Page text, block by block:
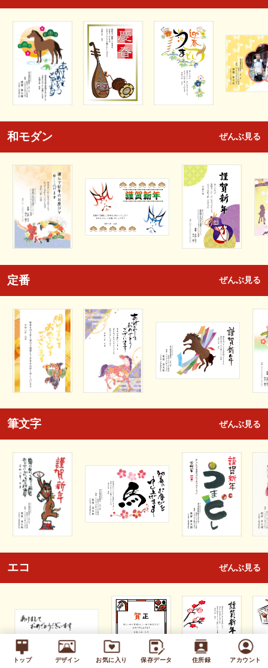
トップ デザイン お気に入り 保存データ 住所録 アカウント
和モダン ぜんぶ見る
定番 ぜんぶ見る
筆文字 ぜんぶ見る
エコ ぜんぶ見る